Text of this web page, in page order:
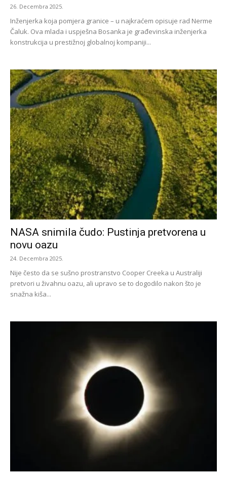
26. Decembra 2025.
Inženjerka koja pomjera granice – u najkraćem opisuje rad Nerme
Čaluk. Ova mlada i uspješna Bosanka je građevinska inženjerka
konstrukcija u prestižnoj globalnoj kompaniji...
NASA snimila čudo: Pustinja pretvorena u
novu oazu
24. Decembra 2025.
Nije često da se sušno prostranstvo Cooper Creeka u Australiji
pretvori u živahnu oazu, ali upravo se to dogodilo nakon što je
snažna kiša...